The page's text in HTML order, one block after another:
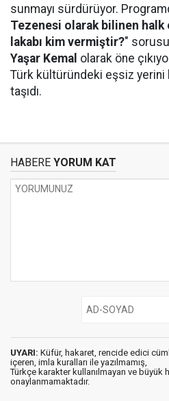
sunmayı sürdürüyor.
Tezenesi olarak bilinen halk
lakabı kim vermiştir?"
Yaşar Kemal olarak öne
Türk kültüründeki eşsiz yerini
taşıdı.
HABERE YORUM KAT
UYARI: Küfür, hakaret, rencide edici
içeren, imla kuralları ile yazılmamış,
Türkçe karakter kullanılmayan ve büyük
onaylanmamaktadır.